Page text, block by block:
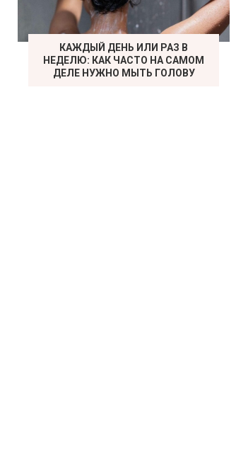
КАЖДЫЙ ДЕНЬ ИЛИ РАЗ В
НЕДЕЛЮ: КАК ЧАСТО НА САМОМ
ДЕЛЕ НУЖНО МЫТЬ ГОЛОВУ